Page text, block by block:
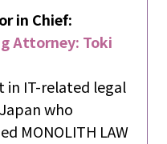
in Chief:
Attorney: Toki
in IT-related legal
who
MONOLITH LAW